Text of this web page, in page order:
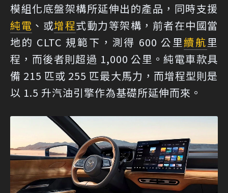
模組化底盤架構所延伸出的產品，同時支援
純電 、或增程式動力等架構，前者在中國當
地的 CLTC 規範下，測得 600 公里續航里
程，而後者則超過 1,000 公里。純電車款具
備 215 匹或 255 匹最大馬力，而增程型則是
以 1.5 升汽油引擎作為基礎所延伸而來。